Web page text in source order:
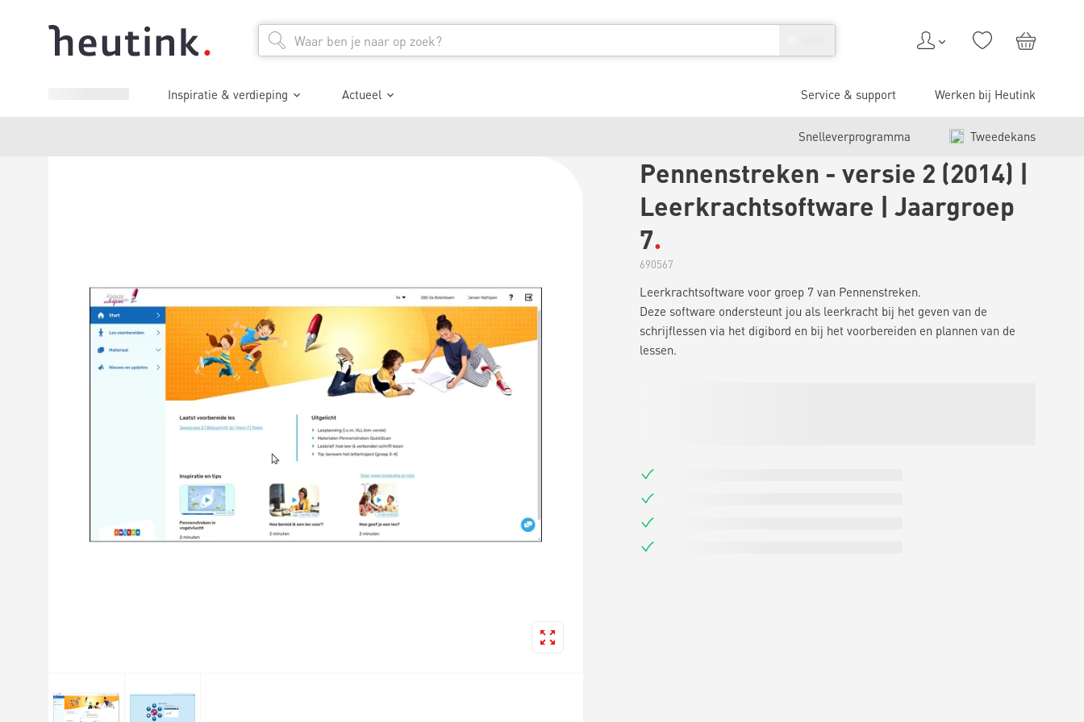
Inspiratie & verdieping Actueel Service & support Werken bij Heutink
Snelleverprogramma Tweedekans
Pennenstreken - versie 2 (2014) |
Leerkrachtsoftware | Jaargroep
7
690567
Leerkrachtsoftware voor groep 7 van Pennenstreken.
Deze software ondersteunt jou als leerkracht bij het geven van de
schrijflessen via het digibord en bij het voorbereiden en plannen van de
lessen.